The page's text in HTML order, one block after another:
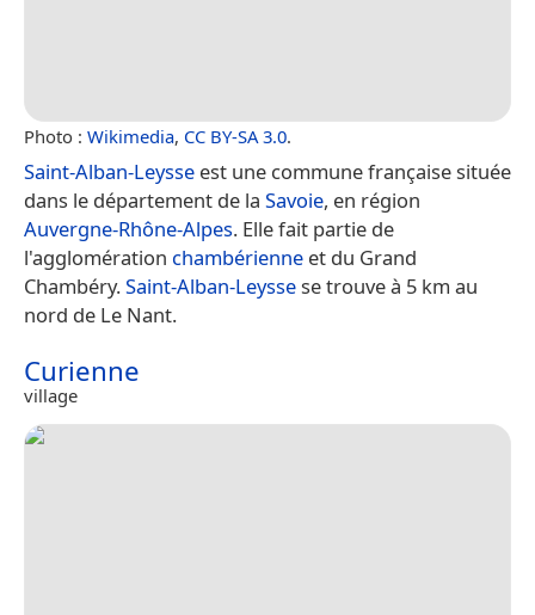
Photo : Wikimedia, CC BY-SA 3.0.
Saint-Alban-Leysse est une commune française située
dans le département de la Savoie, en région
Auvergne-Rhône-Alpes. Elle fait partie de
l'agglomération chambérienne et du Grand
Chambéry.Saint-Alban-Leyssese trouve à 5 km au
nord de Le Nant.
Curienne
village